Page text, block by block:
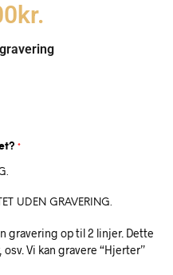
kr.
*
UDEN GRAVERING.
gravering op til 2 linjer. Dette
Vi kan gravere “Hjerter”